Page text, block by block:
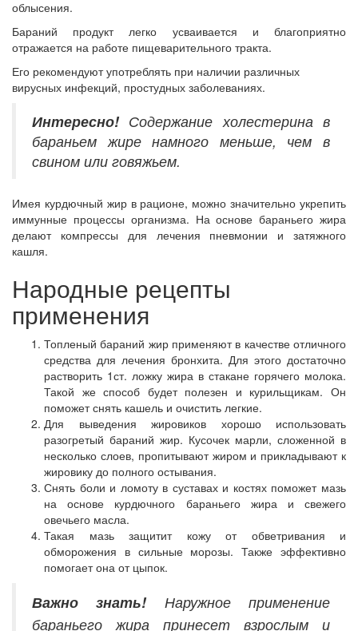
облысения.
Бараний продукт легко усваивается и благоприятно
отражается на работе пищеварительного тракта.
Его рекомендуют употреблять при наличии различных
вирусных инфекций, простудных заболеваниях.
Интересно!Содержание холестерина в
бараньем жире намного меньше, чем в
свином или говяжьем.
Имея курдючный жир в рационе, можно значительно укрепить
иммунные процессы организма. На основе бараньего жира
делают компрессы для лечения пневмонии и затяжного
кашля.
Народные рецепты
применения
Топленый бараний жир применяют в качестве отличного
средства для лечения бронхита. Для этого достаточно
растворить 1ст. ложку жира в стакане горячего молока.
Такой же способ будет полезен и курильщикам. Он
поможет снять кашель и очистить легкие.
Для выведения жировиков хорошо использовать
разогретый бараний жир. Кусочек марли, сложенной в
несколько слоев, пропитывают жиром и прикладывают к
жировику до полного остывания.
Снять боли и ломоту в суставах и костях поможет мазь
на основе курдючного бараньего жира и свежего
овечьего масла.
Такая мазь защитит кожу от обветривания и
обморожения в сильные морозы. Также эффективно
помогает она от цыпок.
Важно знать!Наружное применение
бараньего жира принесет взрослым и